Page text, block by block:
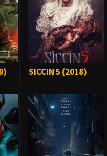
SICCIN 5 (2018)